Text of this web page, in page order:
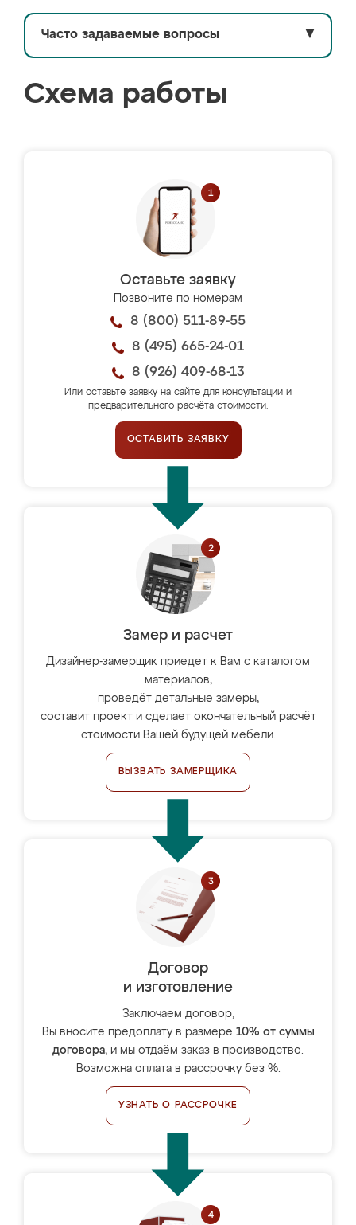
Часто задаваемые вопросы ▼
Схема работы
Оставьте заявку
Позвоните по номерам
8 (800) 511-89-55
8 (495) 665-24-01
8 (926) 409-68-13
Или оставьте заявку на сайте для консультации и
предварительного расчёта стоимости.
ОСТАВИТЬ ЗАЯВКУ
Замер и расчет
Дизайнер-замерщик приедет к Вам с каталогом
материалов,
проведёт детальные замеры,
составит проект и сделает окончательный расчёт
стоимости Вашей будущей мебели.
ВЫЗВАТЬ ЗАМЕРЩИКА
Договор
и изготовление
Заключаем договор,
Вы вносите предоплату в размере 10% от суммы
договора, и мы отдаём заказ в производство.
Возможна оплата в рассрочку без %.
УЗНАТЬ О РАССРОЧКЕ